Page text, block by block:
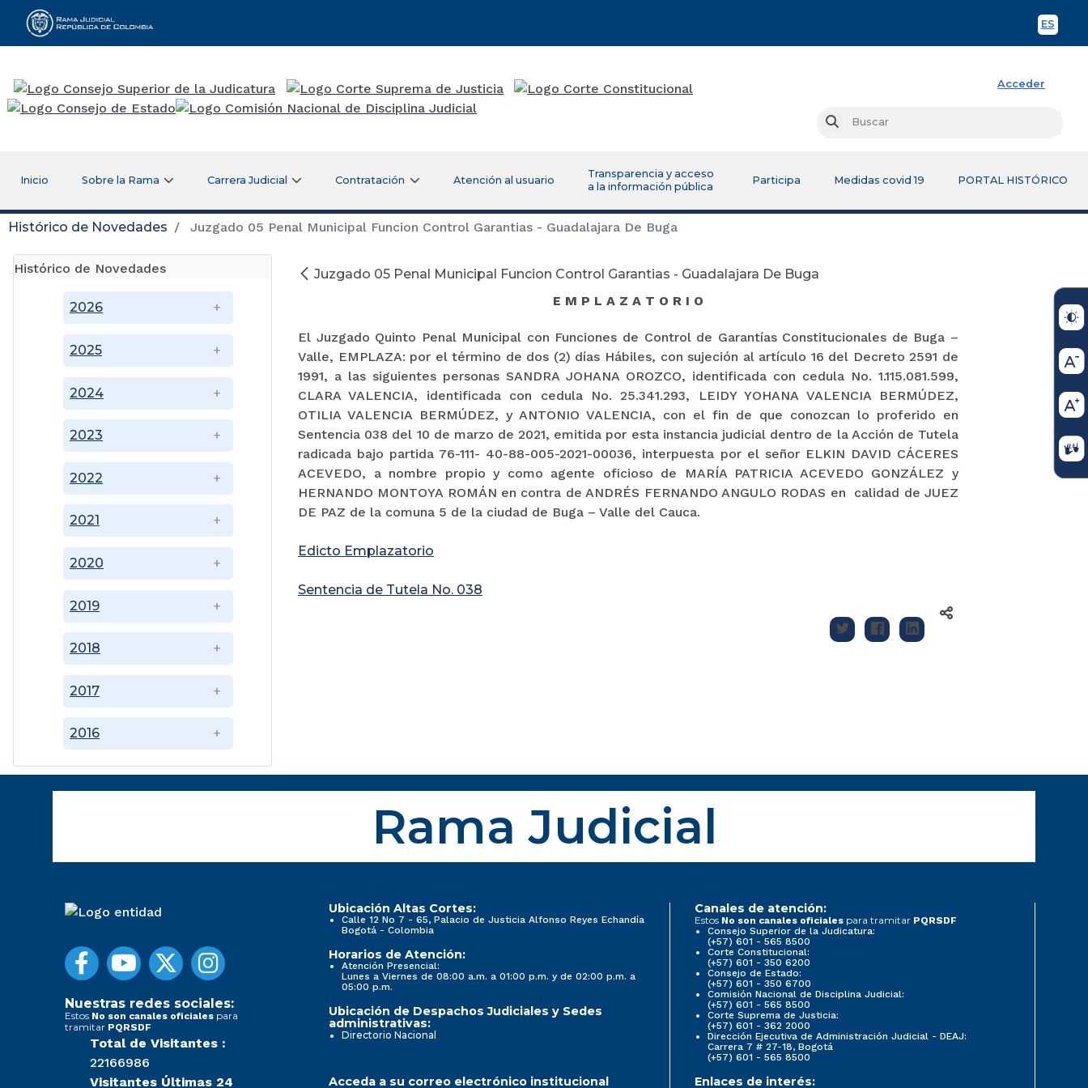
ES
Rama Judicial
Acceder
Buscar
Inicio Sobre la Rama Carrera Judicial Contratación Atención al usuario
Transparencia y acceso
a la información pública
Participa Medidas covid 19 PORTAL HISTÓRICO
Histórico de Novedades Juzgado 05 Penal Municipal Funcion Control Garantias - Guadalajara De Buga
Histórico de Novedades
2016
2017
2018
2019
2020
2021
2022
2023
2024
2025
2026
Juzgado 05 Penal Municipal Funcion Control Garantias - Guadalajara De Buga
E M P L A Z A T O R I O
El Juzgado Quinto Penal Municipal con Funciones de Control de Garantías Constitucionales de Buga –
Valle, EMPLAZA: por el término de dos (2) días Hábiles, con sujeción al artículo 16 del Decreto 2591 de
1991, a las siguientes personas SANDRA JOHANA OROZCO, identificada con cedula No. 1.115.081.599,
CLARA VALENCIA, identificada con cedula No. 25.341.293, LEIDY YOHANA VALENCIA BERMÚDEZ,
OTILIA VALENCIA BERMÚDEZ, y ANTONIO VALENCIA, con el fin de que conozcan lo proferido en
Sentencia 038 del 10 de marzo de 2021, emitida por esta instancia judicial dentro de la Acción de Tutela
radicada bajo partida 76-111- 40-88-005-2021-00036, interpuesta por el señor ELKIN DAVID CÁCERES
ACEVEDO, a nombre propio y como agente oficioso de MARÍA PATRICIA ACEVEDO GONZÁLEZ y
HERNANDO MONTOYA ROMÁN en contra de ANDRÉS FERNANDO ANGULO RODAS en calidad de JUEZ
DE PAZ de la comuna 5 de la ciudad de Buga – Valle del Cauca.
Edicto Emplazatorio
Sentencia de Tutela No. 038
Rama Judicial
Nuestras redes sociales:
Estos No son canales oficiales para
tramitar PQRSDF
Total de Visitantes :
22166986
Visitantes Últimas 24
Ubicación Altas Cortes:
Calle 12 No 7 - 65, Palacio de Justicia Alfonso Reyes Echandía
Bogotá - Colombia
Horarios de Atención:
Atención Presencial:
Lunes a Viernes de 08:00 a.m. a 01:00 p.m. y de 02:00 p.m. a
05:00 p.m.
Ubicación de Despachos Judiciales y Sedes
administrativas:
Directorio Nacional
Canales de atención:
Estos No son canales oficiales para tramitar PQRSDF
Consejo Superior de la Judicatura:
(+57) 601 - 565 8500
Corte Constitucional:
(+57) 601 - 350 6200
Consejo de Estado:
(+57) 601 - 350 6700
Comisión Nacional de Disciplina Judicial:
(+57) 601 - 565 8500
Corte Suprema de Justicia:
(+57) 601 - 362 2000
Dirección Ejecutiva de Administración Judicial - DEAJ:
Carrera 7 # 27-18, Bogotá
(+57) 601 - 565 8500
Acceda a su correo electrónico institucional Enlaces de interés: